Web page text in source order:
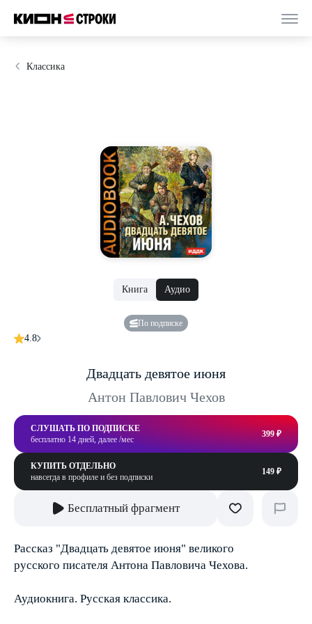
Классика
Книга Аудио
По подписке
4.8
Двадцать девятое июня
Антон Павлович Чехов
СЛУШАТЬ ПО ПОДПИСКЕ
бесплатно 14 дней, далее /мес
399 ₽
КУПИТЬ ОТДЕЛЬНО
навсегда в профиле и без подписки
149 ₽
Бесплатный фрагмент
Рассказ "Двадцать девятое июня" великого
русского писателя Антона Павловича Чехова.
Аудиокнига. Русская классика.